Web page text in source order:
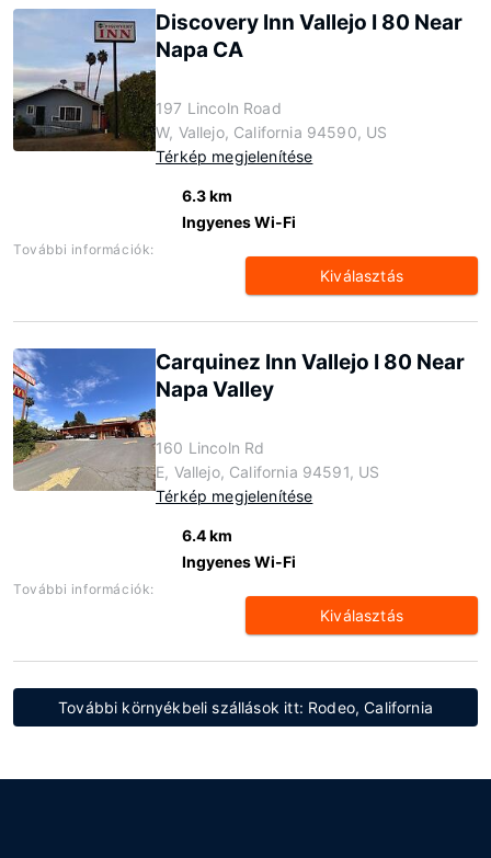
Discovery Inn Vallejo I 80 Near
Napa CA
197 Lincoln Road
W, Vallejo, California 94590, US
Térkép megjelenítése
6.3 km
Ingyenes Wi-Fi
További információk:
Kiválasztás
Carquinez Inn Vallejo I 80 Near
Napa Valley
160 Lincoln Rd
E, Vallejo, California 94591, US
Térkép megjelenítése
6.4 km
Ingyenes Wi-Fi
További információk:
Kiválasztás
További környékbeli szállások itt: Rodeo, California